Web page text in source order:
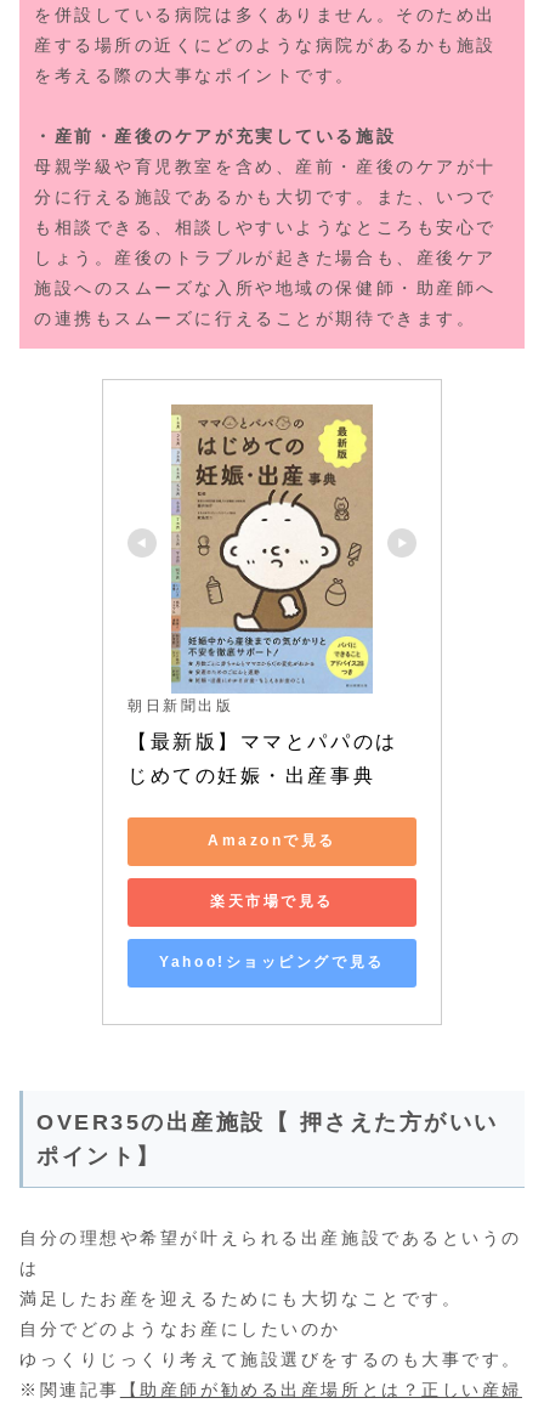
を併設している病院は多くありません。そのため出
産する場所の近くにどのような病院があるかも施設
を考える際の大事なポイントです。
・産前・産後のケアが充実している施設
母親学級や育児教室を含め、産前・産後のケアが十
分に行える施設であるかも大切です。また、いつで
も相談できる、相談しやすいようなところも安心で
しょう。産後のトラブルが起きた場合も、産後ケア
施設へのスムーズな入所や地域の保健師・助産師へ
の連携もスムーズに行えることが期待できます。
朝日新聞出版
【最新版】ママとパパのは
じめての妊娠・出産事典
Amazonで見る
楽天市場で見る
Yahoo!ショッピングで見る
OVER35の出産施設【 押さえた方がいい
ポイント】
自分の理想や希望が叶えられる出産施設であるというの
は
満足したお産を迎えるためにも大切なことです。
自分でどのようなお産にしたいのか
ゆっくりじっくり考えて施設選びをするのも大事です。
※関連記事
【助産師が勧める出産場所とは？正しい産婦